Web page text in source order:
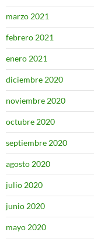
marzo 2021
febrero 2021
enero 2021
diciembre 2020
noviembre 2020
octubre 2020
septiembre 2020
agosto 2020
julio 2020
junio 2020
mayo 2020